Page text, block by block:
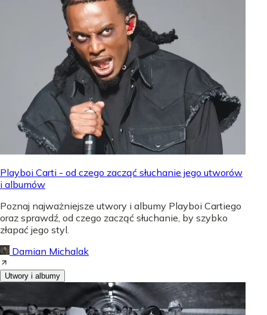
Playboi Carti - od czego zacząć słuchanie jego utworów
i albumów
Poznaj najważniejsze utwory i albumy Playboi Cartiego
oraz sprawdź, od czego zacząć słuchanie, by szybko
złapać jego styl.
Damian Michalak
Utwory i albumy